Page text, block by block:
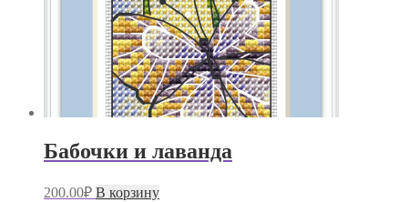
Бабочки и лаванда
200.00₽ В корзину